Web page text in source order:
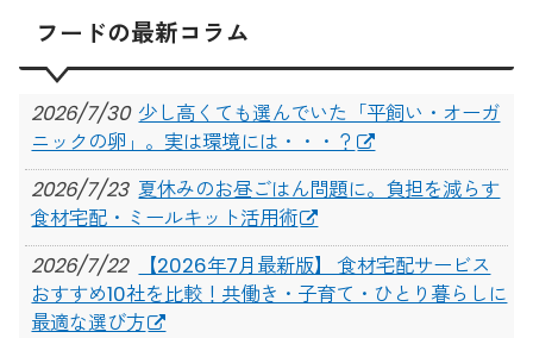
フードの最新コラム
2026/7/30 少し高くても選んでいた「平飼い・オーガ
ニックの卵」。実は環境には・・・？
2026/7/23 夏休みのお昼ごはん問題に。負担を減らす
食材宅配・ミールキット活用術
2026/7/22
【2026年7月最新版】 食材宅配サービス
おすすめ10社を比較！共働き・子育て・ひとり暮らしに
最適な選び方